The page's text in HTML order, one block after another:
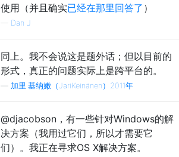
使用（并且确实已经在那里回答了 ）
— Dan J
同上。我不会说这是题外话；但以目前的
形式，真正的问题实际上是跨平台的。
加里·基纳嫩（JariKeinänen）2011年
@djacobson，有一些针对Windows的解
决方案（我用过它们，所以才需要它
们）。我正在寻求OS X解决方案。